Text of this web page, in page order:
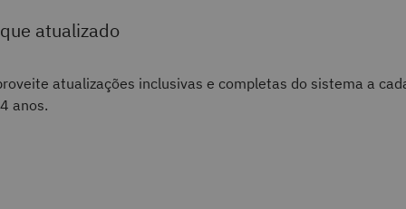
atualizado
atualizações inclusivas e completas do sistema a
anos.